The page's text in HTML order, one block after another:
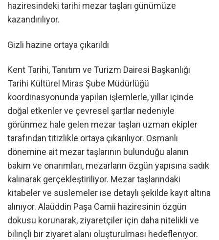
haziresindeki tarihi mezar taşları günümüze
kazandırılıyor.
Gizli hazine ortaya çıkarıldı
Kent Tarihi, Tanıtım ve Turizm Dairesi Başkanlığı
Tarihi Kültürel Miras Şube Müdürlüğü
koordinasyonunda yapılan işlemlerle, yıllar içinde
doğal etkenler ve çevresel şartlar nedeniyle
görünmez hale gelen mezar taşları uzman ekipler
tarafından titizlikle ortaya çıkarılıyor. Osmanlı
dönemine ait mezar taşlarının bulunduğu alanın
bakım ve onarımları, mezarların özgün yapısına sadık
kalınarak gerçekleştiriliyor. Mezar taşlarındaki
kitabeler ve süslemeler ise detaylı şekilde kayıt altına
alınıyor. Alaüddin Paşa Camii haziresinin özgün
dokusu korunarak, ziyaretçiler için daha nitelikli ve
bilinçli bir ziyaret alanı oluşturulması hedefleniyor.